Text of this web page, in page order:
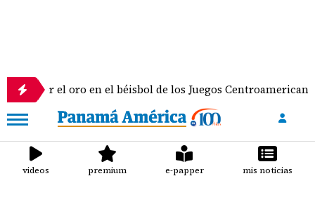
oro en el béisbol de los Juegos Centroamericanos y del
videos premium e-papper mis noticias